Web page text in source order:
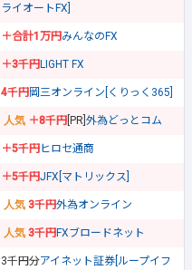
ライオートFX]
＋合計1万円みんなのFX
＋3千円LIGHT FX
4千円岡三オンライン[くりっく365]
＋8千円 [PR] 外為どっとコム
＋5千円ヒロセ通商
＋5千円JFX[マトリックス]
3千円外為オンライン
3千円FXブロードネット
3千円分アイネット証券[ループイフ